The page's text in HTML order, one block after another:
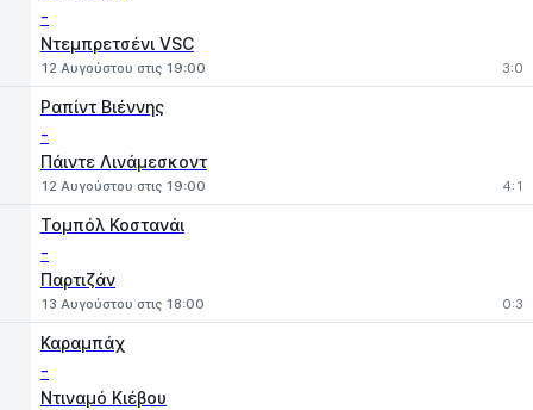
-
Ντεμπρετσένι VSC
12 Αυγούστου στις 19:00 3:0
Ραπίντ Βιέννης
-
Πάιντε Λινάμεσκοντ
12 Αυγούστου στις 19:00 4:1
Τομπόλ Κοστανάι
-
Παρτιζάν
13 Αυγούστου στις 18:00 0:3
Καραμπάχ
-
Ντιναμό Κιέβου